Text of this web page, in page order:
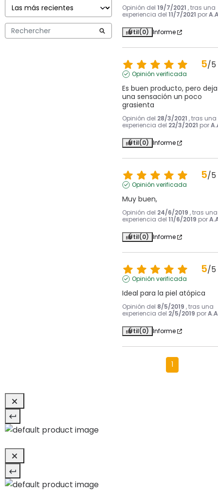
Opinión del 19/7/2021 , tras una
experiencia del 11/7/2021 por
Útil(0) Informe
5/5
Opinión verificada
Es buen producto, pero deja
una sensación un poco
grasienta
Opinión del 28/3/2021 , tras una
experiencia del 22/3/2021 por
Útil(0) Informe
5/5
Opinión verificada
Muy buen,
Opinión del 24/6/2019 , tras una
experiencia del 11/6/2019 por
Útil(0) Informe
5/5
Opinión verificada
Ideal para la piel atópica
Opinión del 8/5/2019 , tras una
experiencia del 2/5/2019 por
Útil(0) Informe
1